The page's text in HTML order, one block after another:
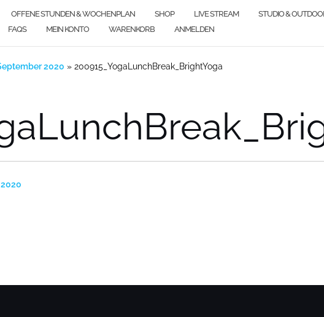
OFFENE STUNDEN & WOCHENPLAN SHOP LIVE STREAM STUDIO &
FAQS MEIN KONTO WARENKORB ANMELDEN
2020 » 200915_YogaLunchBreak_BrightYoga
2020